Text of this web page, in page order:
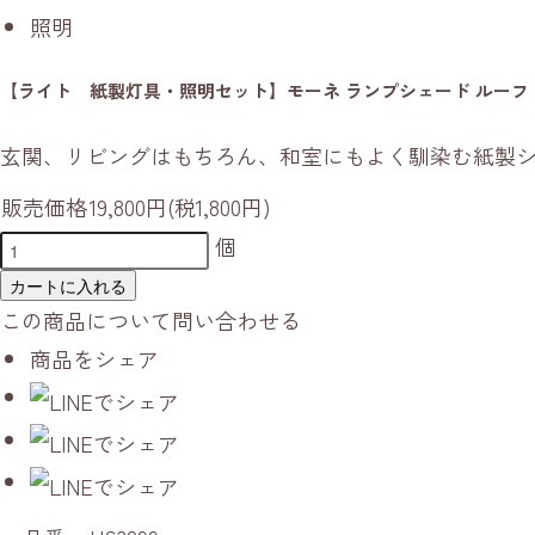
照明
【ライト 紙製灯具・照明セット】モーネ ランプシェード ルーフ
玄関、リビングはもちろん、和室にもよく馴染む紙製
販売価格19,800円(税1,800円)
個
カートに入れる
この商品について問い合わせる
商品をシェア